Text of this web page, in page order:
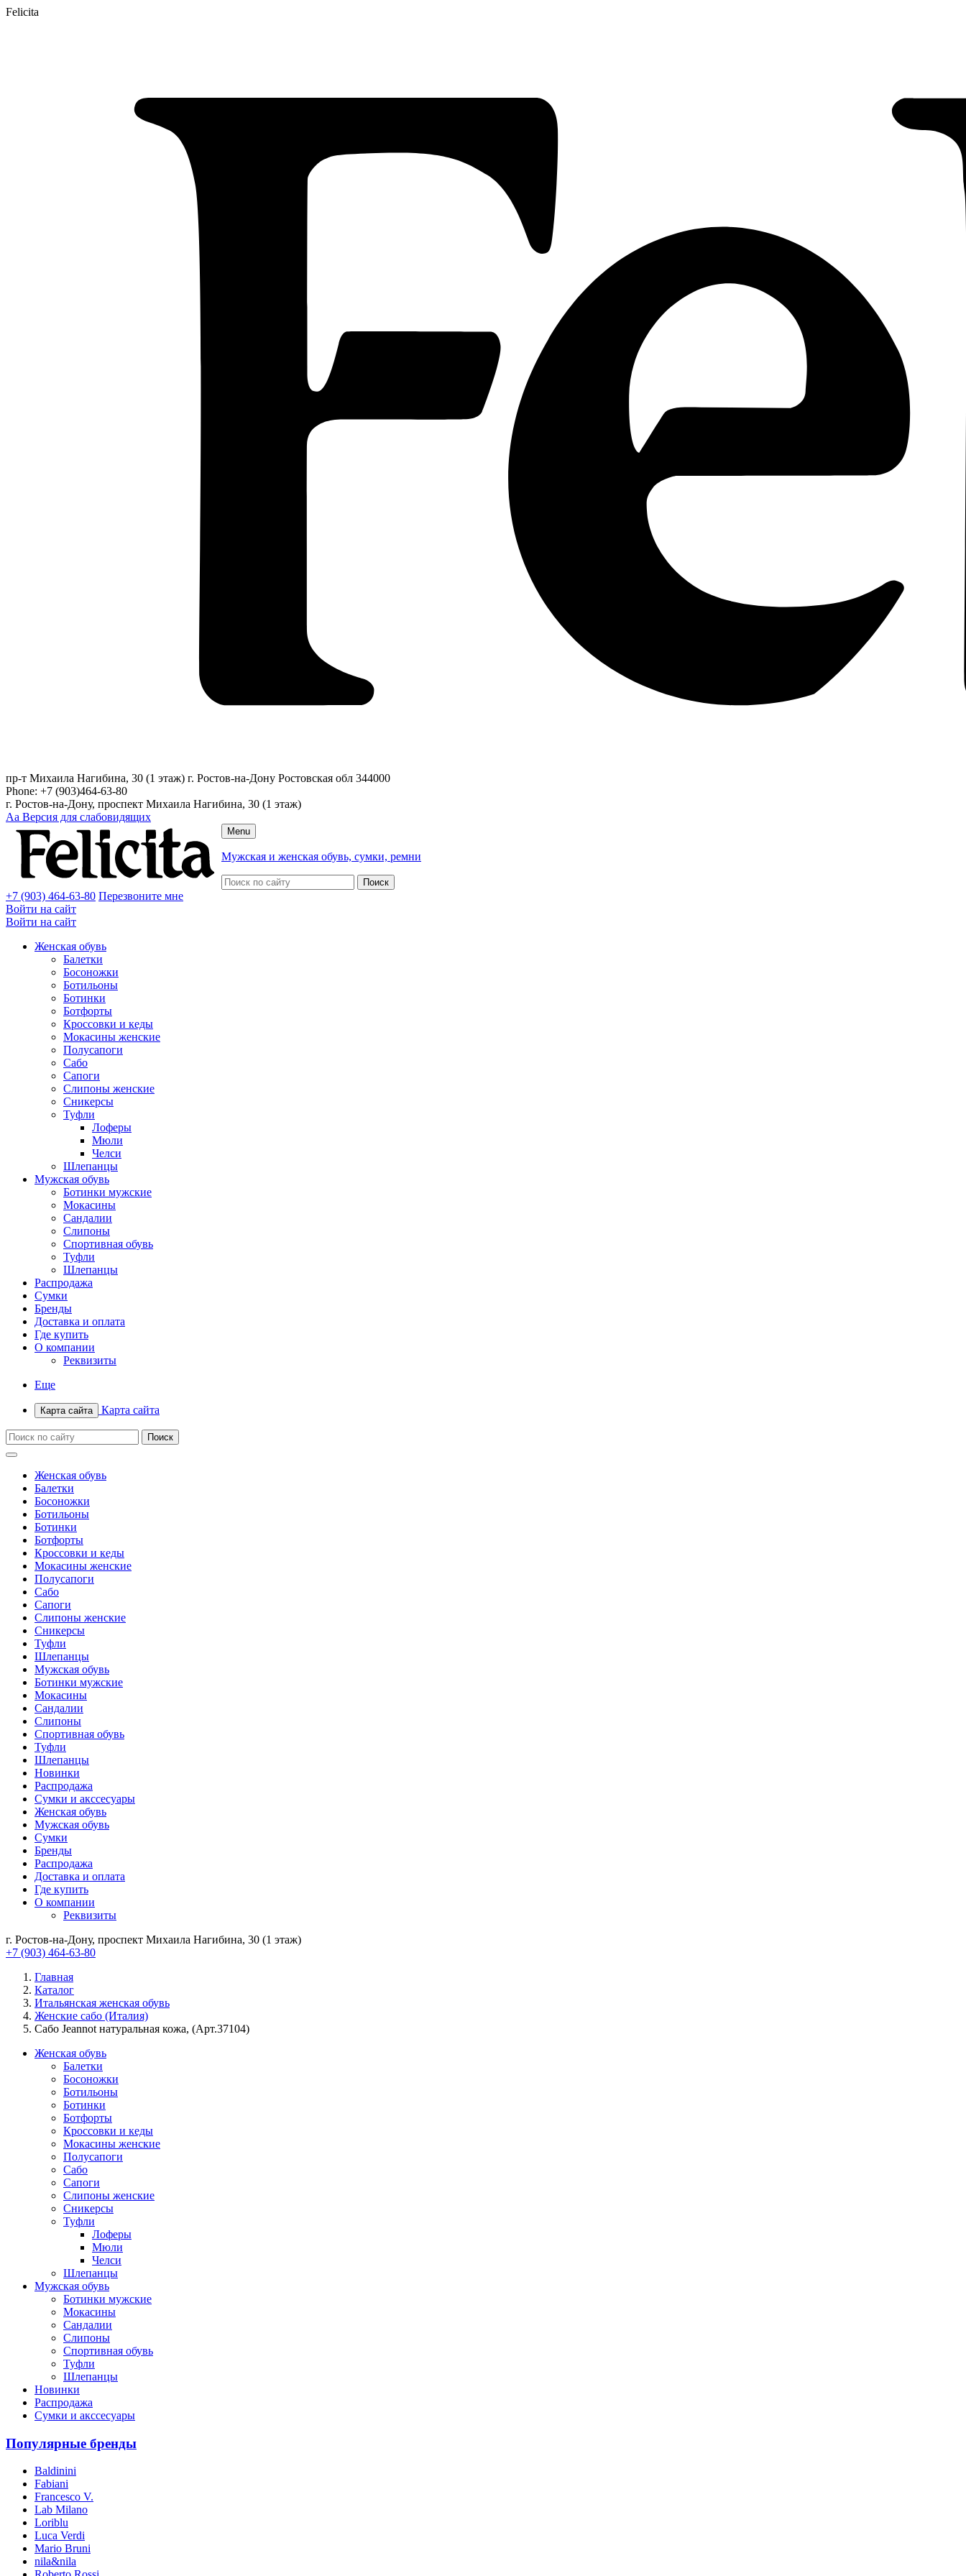
Felicita
пр-т Михаила Нагибина, 30 (1 этаж) г. Ростов-на-Дону Ростовская обл 344000
Phone: +7 (903)464-63-80
г. Ростов-на-Дону, проспект Михаила Нагибина, 30 (1 этаж)
Аа Версия для слабовидящих
Menu
Мужская и женская обувь, сумки, ремни
+7 (903) 464-63-80 Перезвоните мне
Войти на сайт
Войти на сайт
Женская обувь
Балетки
Босоножки
Ботильоны
Ботинки
Ботфорты
Кроссовки и кеды
Мокасины женские
Полусапоги
Сабо
Сапоги
Слипоны женские
Сникерсы
Туфли
Лоферы
Мюли
Челси
Шлепанцы
Мужская обувь
Ботинки мужские
Мокасины
Сандалии
Слипоны
Спортивная обувь
Туфли
Шлепанцы
Распродажа
Сумки
Бренды
Доставка и оплата
Где купить
О компании
Реквизиты
Еще
Карта сайта Карта сайта
Женская обувь
Балетки
Босоножки
Ботильоны
Ботинки
Ботфорты
Кроссовки и кеды
Мокасины женские
Полусапоги
Сабо
Сапоги
Слипоны женские
Сникерсы
Туфли
Шлепанцы
Мужская обувь
Ботинки мужские
Мокасины
Сандалии
Слипоны
Спортивная обувь
Туфли
Шлепанцы
Новинки
Распродажа
Сумки и акссесуары
Женская обувь
Мужская обувь
Сумки
Бренды
Распродажа
Доставка и оплата
Где купить
О компании
Реквизиты
г. Ростов-на-Дону, проспект Михаила Нагибина, 30 (1 этаж)
+7 (903) 464-63-80
Главная
Каталог
Итальянская женская обувь
Женские сабо (Италия)
Сабо Jeannot натуральная кожа, (Арт.37104)
Женская обувь
Балетки
Босоножки
Ботильоны
Ботинки
Ботфорты
Кроссовки и кеды
Мокасины женские
Полусапоги
Сабо
Сапоги
Слипоны женские
Сникерсы
Туфли
Лоферы
Мюли
Челси
Шлепанцы
Мужская обувь
Ботинки мужские
Мокасины
Сандалии
Слипоны
Спортивная обувь
Туфли
Шлепанцы
Новинки
Распродажа
Сумки и акссесуары
Популярные бренды
Baldinini
Fabiani
Francesco V.
Lab Milano
Loriblu
Luca Verdi
Mario Bruni
nila&nila